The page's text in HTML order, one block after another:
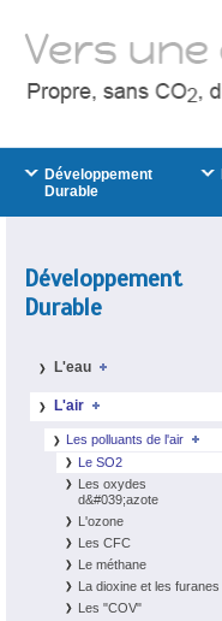
Développement
Durable
L'eau
L'air
Les polluants de l'air
Le SO2
Les oxydes
d&#039;azote
L'ozone
Les CFC
Le méthane
La dioxine et les furanes
Les "COV"
Développement
Durable